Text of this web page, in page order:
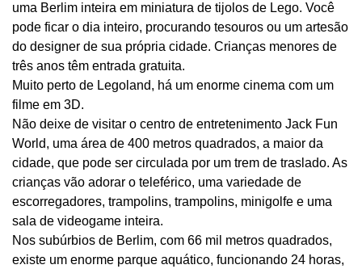
uma Berlim inteira em miniatura de tijolos de Lego. Você
pode ficar o dia inteiro, procurando tesouros ou um artesão
do designer de sua própria cidade. Crianças menores de
três anos têm entrada gratuita.
Muito perto de Legoland, há um enorme cinema com um
filme em 3D.
Não deixe de visitar o centro de entretenimento Jack Fun
World, uma área de 400 metros quadrados, a maior da
cidade, que pode ser circulada por um trem de traslado. As
crianças vão adorar o teleférico, uma variedade de
escorregadores, trampolins, trampolins, minigolfe e uma
sala de videogame inteira.
Nos subúrbios de Berlim, com 66 mil metros quadrados,
existe um enorme parque aquático, funcionando 24 horas,